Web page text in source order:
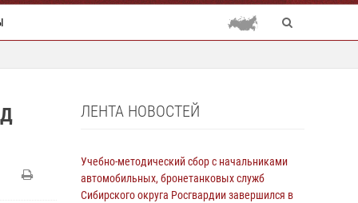
ЛЕНТА НОВОСТЕЙ
Учебно-методический сбор с начальниками
автомобильных, бронетанковых служб
Сибирского округа Росгвардии завершился в